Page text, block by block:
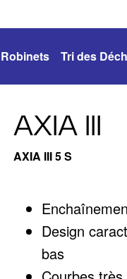
Robinets Tri des
AXIA III
AXIA III 5 S
Design
bas